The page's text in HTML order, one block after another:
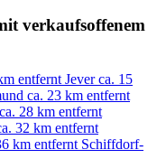
verkaufsoffenem
entfernt Jever ca. 15
ca. 23 km entfernt
ca. 28 km entfernt
32 km entfernt
km entfernt Schiffdorf-